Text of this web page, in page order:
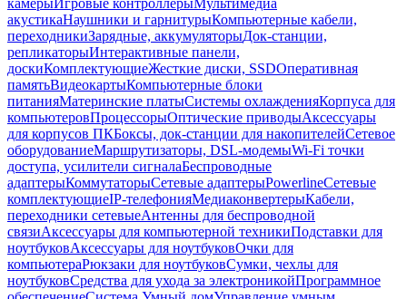
камерыИгровые контроллерыМультимедиа
акустикаНаушники и гарнитурыКомпьютерные кабели,
переходникиЗарядные, аккумуляторыДок-станции,
репликаторыИнтерактивные панели,
доскиКомплектующиеЖесткие диски, SSDОперативная
памятьВидеокартыКомпьютерные блоки
питанияМатеринские платыСистемы охлажденияКорпуса для
компьютеровПроцессорыОптические приводыАксессуары
для корпусов ПКБоксы, док-станции для накопителейСетевое
оборудованиеМаршрутизаторы, DSL-модемыWi-Fi точки
доступа, усилители сигналаБеспроводные
адаптерыКоммутаторыСетевые адаптерыPowerlineСетевые
комплектующиеIP-телефонияМедиаконвертерыКабели,
переходники сетевыеАнтенны для беспроводной
связиАксессуары для компьютерной техникиПодставки для
ноутбуковАксессуары для ноутбуковОчки для
компьютераРюкзаки для ноутбуковСумки, чехлы для
ноутбуковСредства для ухода за электроникойПрограммное